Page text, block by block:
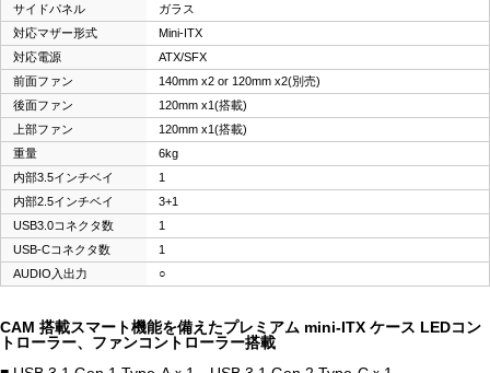
サイドパネル
ガラス
対応マザー形式
Mini-ITX
対応電源
ATX/SFX
前面ファン
140mm x2 or 120mm x2(別売)
後面ファン
120mm x1(搭載)
上部ファン
120mm x1(搭載)
重量
6kg
内部3.5インチベイ
1
内部2.5インチベイ
3+1
USB3.0コネクタ数
1
USB-Cコネクタ数
1
AUDIO入出力
○
CAM 搭載スマート機能を備えたプレミアム mini-ITX ケース LEDコン
トローラー、ファンコントローラー搭載